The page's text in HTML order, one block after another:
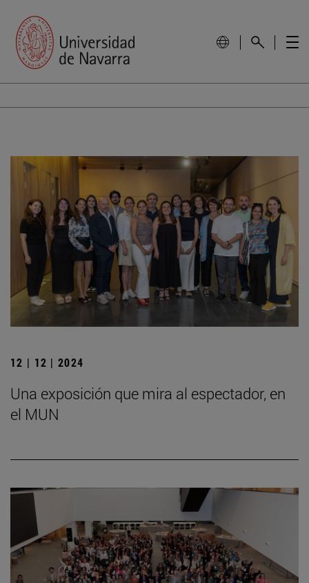
12 | 12 | 2024
Una exposición que mira al espectador, en
el MUN